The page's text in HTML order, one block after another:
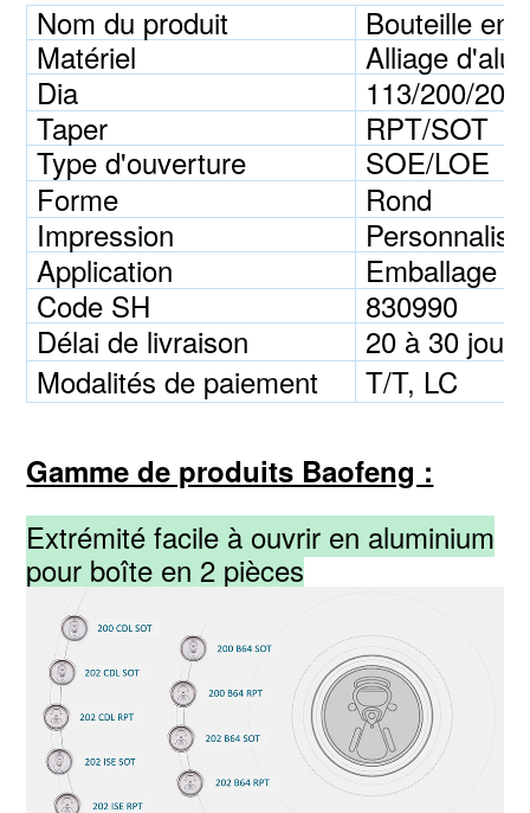
Nom du produit
Bouteille en
Matériel
Alliage
Dia
113/200/
Taper
RPT/SOT
Type d'ouverture
SOE/LOE
Forme
Rond
Impression
Personnalisé
Application
Emballage
Code SH
830990
Délai de livraison
20 à 30 jours
Modalités de paiement
T/T, LC
Gamme de produits Baofeng :
Extrémité facile à ouvrir en aluminium
pour boîte en 2 pièces